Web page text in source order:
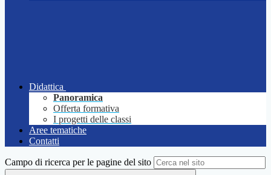
Didattica
Panoramica
Offerta formativa
I progetti delle classi
Aree tematiche
Contatti
Campo di ricerca per le pagine del sito